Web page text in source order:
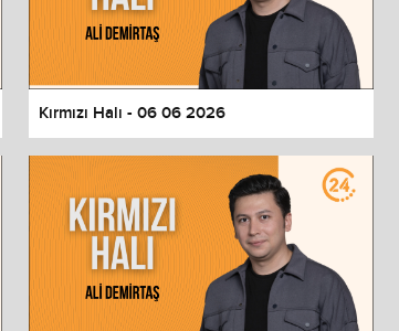
Kırmızı Halı - 06 06 2026